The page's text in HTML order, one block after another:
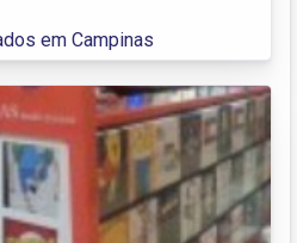
em Campinas